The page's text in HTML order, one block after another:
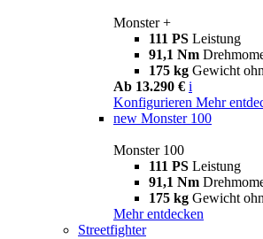
Monster +
111 PS Leistung
91,1 Nm
175 kg Gewicht
Ab 13.290 € i
Konfigurieren Mehr
new Monster 100
Monster 100
111 PS Leistung
91,1 Nm
175 kg Gewicht
Mehr entdecken
Streetfighter